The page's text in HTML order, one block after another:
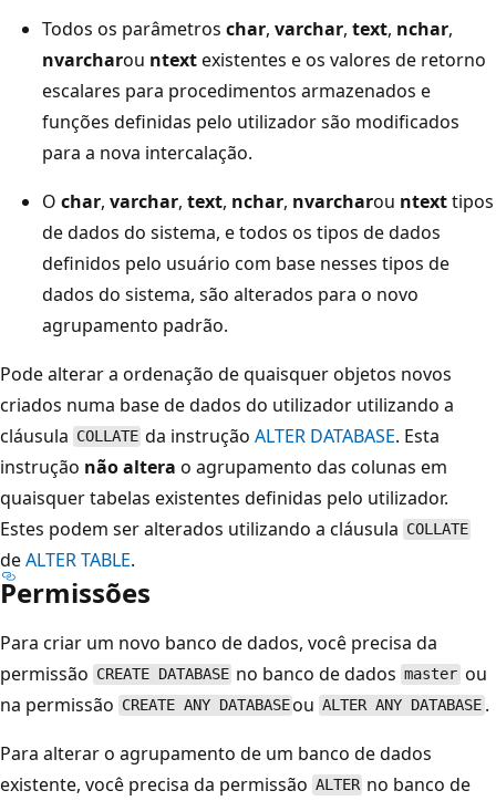
Todos os parâmetros char, varchar, text, nchar,
nvarcharou ntextexistentes e os valores de retorno
escalares para procedimentos armazenados e
funções definidas pelo utilizador são modificados
para a nova intercalação.
O char, varchar, text, nchar, nvarcharou ntexttipos
de dados do sistema, e todos os tipos de dados
definidos pelo usuário com base nesses tipos de
dados do sistema, são alterados para o novo
agrupamento padrão.
Pode alterar a ordenação de quaisquer objetos novos
criados numa base de dados do utilizador utilizando a
cláusula COLLATE da instruçãoALTER DATABASE. Esta
instrução não altera o agrupamento das colunas em
quaisquer tabelas existentes definidas pelo utilizador.
Estes podem ser alterados utilizando a cláusula COLLATE
deALTER TABLE.
Permissões
Para criar um novo banco de dados, você precisa da
permissão CREATE DATABASE no banco de dados master ou
na permissão CREATE ANY DATABASEou ALTER ANY DATABASE .
Para alterar o agrupamento de um banco de dados
existente, você precisa da permissão ALTER no banco de